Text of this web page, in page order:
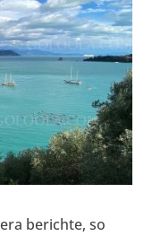
berichte, so